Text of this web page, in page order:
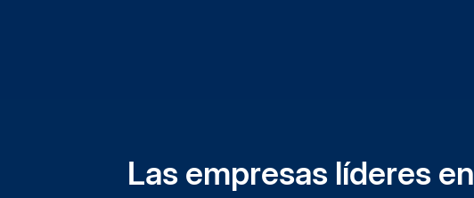
Las empresas líderes en